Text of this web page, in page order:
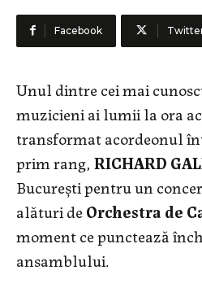
Facebook
Unul dintre cei mai
muzicieni ai lumii la ora
transformat acordeonul
prim rang, RICHARD
Bucureşti pentru un
alături deOrchestra de
moment ce punctează
ansamblului.